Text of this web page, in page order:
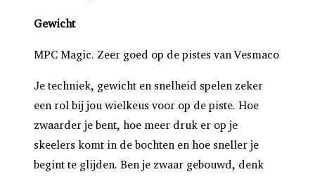
Gewicht
MPC Magic. Zeer goed op de pistes van Vesmaco
Je techniek, gewicht en snelheid spelen zeker
een rol bij jou wielkeus voor op de piste. Hoe
zwaarder je bent, hoe meer druk er op je
skeelers komt in de bochten en hoe sneller je
begint te glijden. Ben je zwaar gebouwd, denk